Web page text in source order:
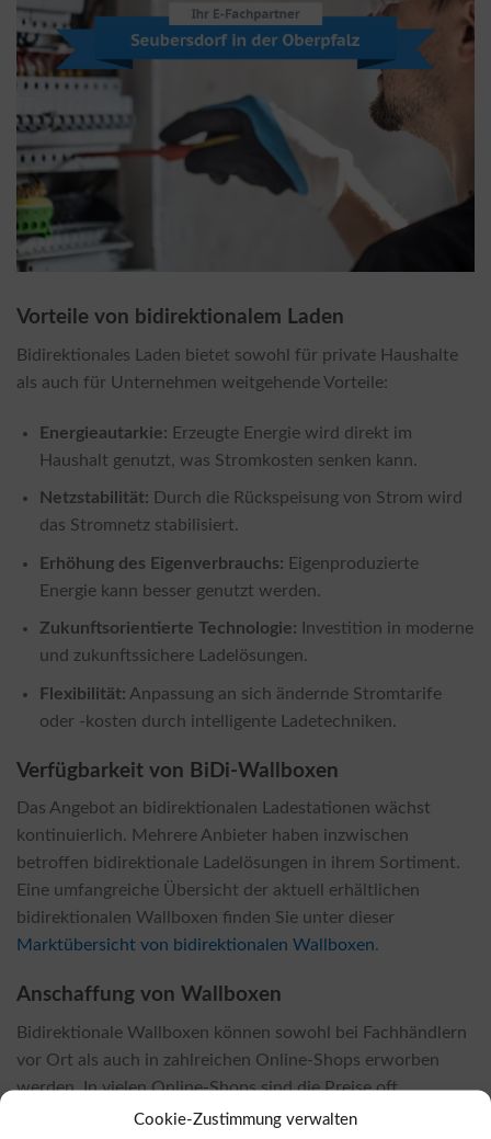
Cookie-Zustimmung verwalten
Vorteile von bidirektionalem Laden
Bidirektionales Laden bietet sowohl für private Haushalte
als auch für Unternehmen weitgehende Vorteile:
Energieautarkie: Erzeugte Energie wird direkt im
Haushalt genutzt, was Stromkosten senken kann.
Netzstabilität: Durch die Rückspeisung von Strom wird
das Stromnetz stabilisiert.
Erhöhung des Eigenverbrauchs: Eigenproduzierte
Energie kann besser genutzt werden.
Zukunftsorientierte Technologie: Investition in moderne
und zukunftssichere Ladelösungen.
Flexibilität: Anpassung an sich ändernde Stromtarife
oder -kosten durch intelligente Ladetechniken.
Verfügbarkeit von BiDi-Wallboxen
Das Angebot an bidirektionalen Ladestationen wächst
kontinuierlich. Mehrere Anbieter haben inzwischen
betroffen bidirektionale Ladelösungen in ihrem Sortiment.
Eine umfangreiche Übersicht der aktuell erhältlichen
bidirektionalen Wallboxen finden Sie unter dieser
Marktübersicht von bidirektionalen Wallboxen.
Anschaffung von Wallboxen
Bidirektionale Wallboxen können sowohl bei Fachhändlern
vor Ort als auch in zahlreichen Online-Shops erworben
werden. In vielen Online-Shops sind die Preise oft
attraktiver. Sie können beispielsweise unter diesem